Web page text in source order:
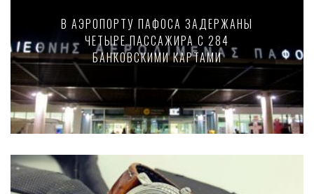
В АЭРОПОРТУ ПАФОСА ЗАДЕРЖАНЫ
ЧЕТЫРЕ ПАССАЖИРА С 284
БАНКОВСКИМИ КАРТАМИ